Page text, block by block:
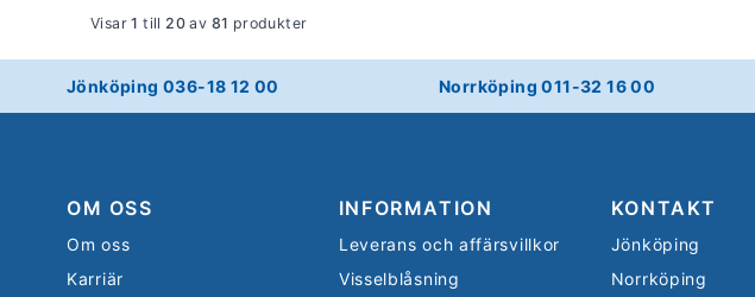
Visar1 till 20 av 81 produkter
Jönköping 036-18 12 00 Norrköping 011-32 16 00
OM OSS
Om oss
Karriär
INFORMATION
Leverans och affärsvillkor
Visselblåsning
KONTAKT
Jönköping
Norrköping